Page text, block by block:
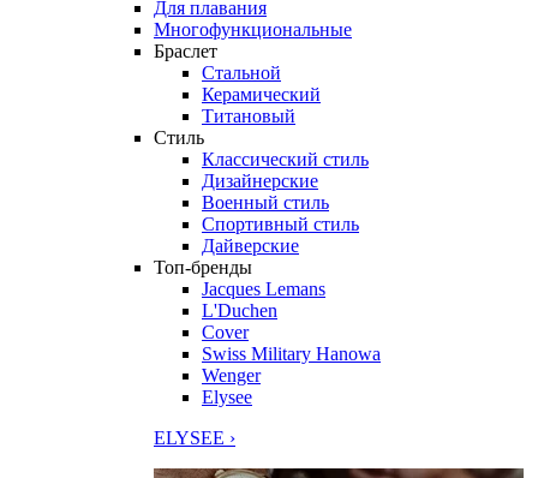
Для плавания
Многофункциональные
Браслет
Стальной
Керамический
Титановый
Стиль
Классический стиль
Дизайнерские
Военный стиль
Спортивный стиль
Дайверские
Топ-бренды
Jacques Lemans
L'Duchen
Cover
Swiss Military Hanowa
Wenger
Elysee
ELYSEE ›